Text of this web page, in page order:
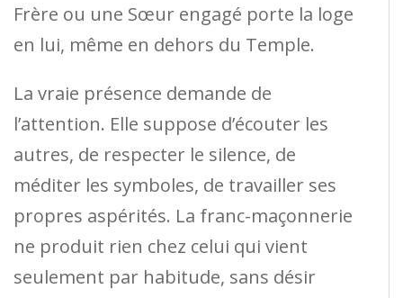
Frère ou une Sœur engagé porte la loge
en lui, même en dehors du Temple.
La vraie présence demande de
l’attention. Elle suppose d’écouter les
autres, de respecter le silence, de
méditer les symboles, de travailler ses
propres aspérités. La franc-maçonnerie
ne produit rien chez celui qui vient
seulement par habitude, sans désir